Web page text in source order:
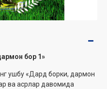
бор 1»
ушбу «Дард борки, дармон
ва асрлар давомида